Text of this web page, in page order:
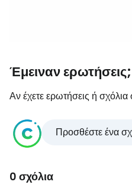
Έμειναν ερωτήσεις;
Αν έχετε ερωτήσεις ή σχόλια
Προσθέστε ένα
0 σχόλια